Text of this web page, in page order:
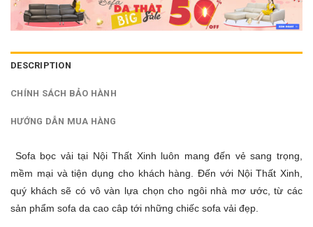
DESCRIPTION
CHÍNH SÁCH BẢO HÀNH
HƯỚNG DẪN MUA HÀNG
Sofa bọc vảitại Nội Thất Xinh luôn mang đến vẻ sang trọng,
mềm mại và tiện dụng cho khách hàng. Đến với Nội Thất Xinh,
quý khách sẽ có vô vàn lựa chọn cho ngôi nhà mơ ước, từ các
sản phẩm sofa da cao câp tới những chiếc sofa vải đẹp.